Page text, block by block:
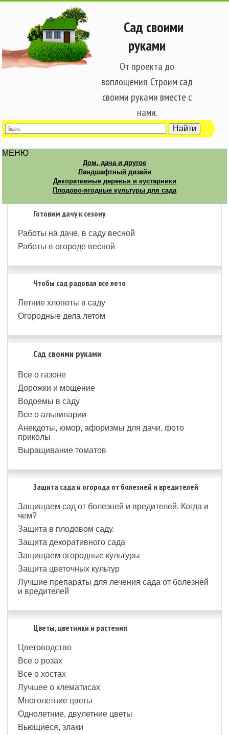
Сад своими
руками
От проекта до
воплощения. Строим сад
своими руками вместе с
нами.
МЕНЮ
Дом, дача и другое
Ландшафтный дизайн
Декоративные деревья и кустарники
Плодово-ягодные культуры для сада
Готовим дачу к сезону
Работы на даче, в саду весной
Работы в огороде весной
Чтобы сад радовал все лето
Летние хлопоты в саду
Огородные дела летом
Сад своими руками
Все о газоне
Дорожки и мощение
Водоемы в саду
Все о альпинарии
Анекдоты, юмор, афоризмы для дачи, фото
приколы
Выращивание томатов
Защита сада и огорода от болезней и вредителей
Защищаем сад от болезней и вредителей. Когда и
чем?
Защита в плодовом саду.
Защита декоративного сада
Защищаем огородные культуры
Защита цветочных культур
Лучшие препараты для лечения сада от болезней
и вредителей
Цветы, цветники и растения
Цветоводство
Все о розах
Все о хостах
Лучшее о клематисах
Многолетние цветы
Однолетние, двулетние цветы
Вьющиеся, злаки